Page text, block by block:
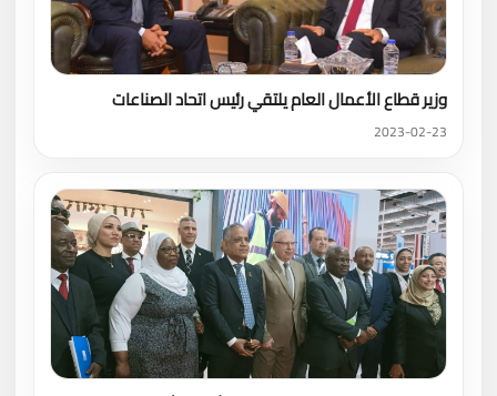
وزير قطاع الأعمال العام يلتقي رئيس اتحاد الصناعات
2023-02-23